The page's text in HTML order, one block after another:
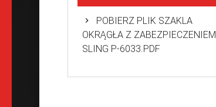
POBIERZ PLIK SZAKLA
OKRĄGŁA Z ZABEZPIECZENIEM
SLING P-6033.PDF